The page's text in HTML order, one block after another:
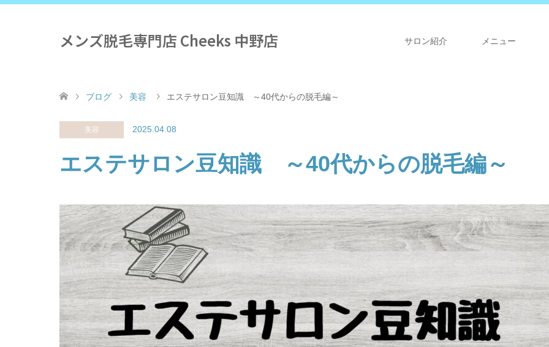
メンズ脱毛専門店 Cheeks 中野店 サロン紹介 メニュー
ブログ 美容 エステサロン豆知識 ～40代からの脱毛編～
美容 2025.04.08
エステサロン豆知識 ～40代からの脱毛編～